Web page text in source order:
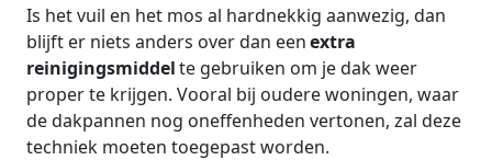
Is het vuil en het mos al hardnekkig aanwezig, dan
blijft er niets anders over dan eenextra
reinigingsmiddelte gebruiken om je dak weer
proper te krijgen. Vooral bij oudere woningen, waar
de dakpannen nog oneffenheden vertonen, zal deze
techniek moeten toegepast worden.